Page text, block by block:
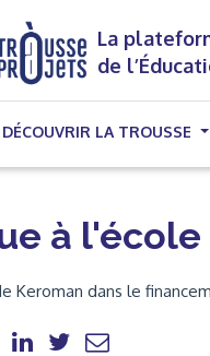
La
de
DÉCOUVRIR LA TROUSSE
à
Keroman dans le